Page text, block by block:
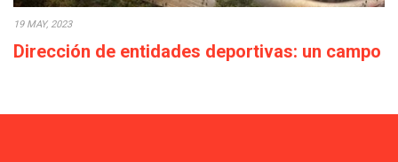
19 MAY, 2023
Dirección de entidades deportivas: un campo